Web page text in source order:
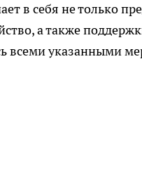
в себя не только
а также
всеми указанными